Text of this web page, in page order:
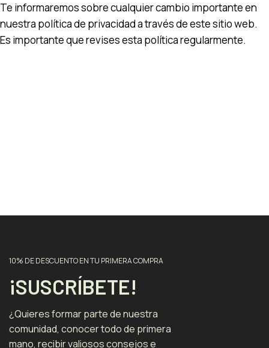
Te informaremos sobre cualquier cambio importante en
nuestra política de privacidad a través de este sitio web.
Es importante que revises esta política regularmente.
10% DE DESCUENTO EN TU PRIMERA COMPRA
¡SUSCRÍBETE!
¿Quieres formar parte de nuestra
comunidad, conocer todo de primera
mano, recibir valiosos consejos e